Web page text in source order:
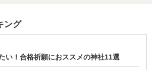
ング
い！合格祈願におススメの神社11選